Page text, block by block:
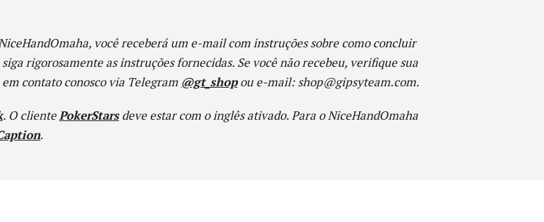
você receberá um e-mail com instruções sobre como concluir
rigorosamente as instruções fornecidas. Se você não recebeu, verifique sua
contato conosco via Telegram @gt_shopou e-mail: shop@gipsyteam.com.
. O clientePokerStarsdeve estar com o inglês ativado. Para o NiceHandOmaha
.